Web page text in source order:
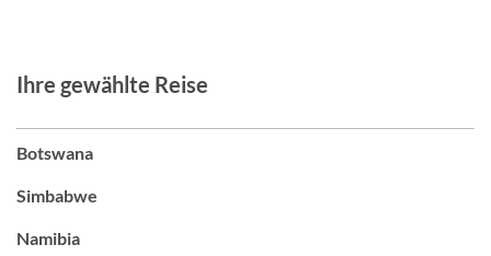
Ihre gewählte Reise
Botswana
Simbabwe
Namibia